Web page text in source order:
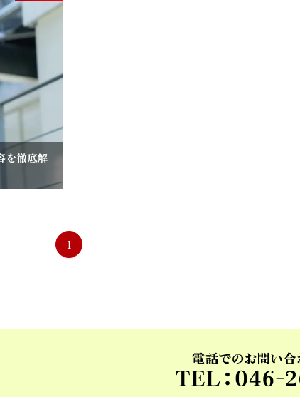
を徹底解
1